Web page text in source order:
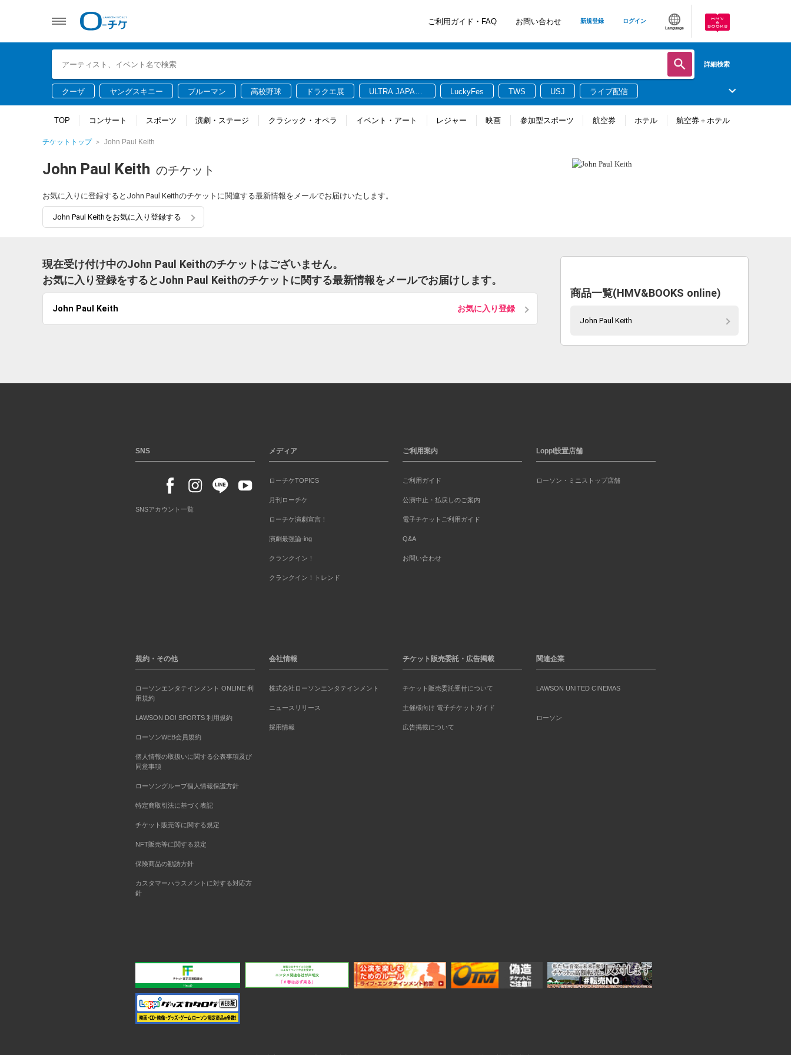
ご利用ガイド・FAQ お問い合わせ 新規登録 ログイン
Language
詳細検索
クーザ ヤングスキニー ブルーマン 高校野球 ドラクエ展
ULTRA JAPAN
LuckyFes TWS USJ ライブ配信
TOP コンサート スポーツ 演劇・ステージ クラシック・オペラ イベント・アート レジャー 映画 参加型スポーツ 航空券 ホテル 航空券＋ホテル
チケットトップ John Paul Keith
John Paul Keith のチケット
お気に入りに登録するとJohn Paul Keithのチケットに関連する最新情報をメールでお届けいたします。
John Paul Keithをお気に入り登録する
現在受け付け中のJohn Paul Keithのチケットはございません。
お気に入り登録をするとJohn Paul Keithのチケットに関する最新情報をメールでお届けします。
John Paul Keith お気に入り登録
商品一覧(HMV&BOOKS online)
John Paul Keith
SNS
SNSアカウント一覧
メディア
ローチケTOPICS
月刊ローチケ
ローチケ演劇宣言！
演劇最強論-ing
クランクイン！
クランクイン！トレンド
ご利用案内
ご利用ガイド
公演中止・払戻しのご案内
電子チケットご利用ガイド
Q&A
お問い合わせ
Loppi設置店舗
ローソン・ミニストップ店舗
規約・その他
ローソンエンタテインメント ONLINE 利
用規約
LAWSON DO! SPORTS 利用規約
ローソンWEB会員規約
個人情報の取扱いに関する公表事項及び
同意事項
ローソングループ個人情報保護方針
特定商取引法に基づく表記
チケット販売等に関する規定
NFT販売等に関する規定
保険商品の勧誘方針
カスタマーハラスメントに対する対応方
針
会社情報
株式会社ローソンエンタテインメント
ニュースリリース
採用情報
チケット販売委託・広告掲載
チケット販売委託受付について
主催様向け 電子チケットガイド
広告掲載について
関連企業
LAWSON UNITED CINEMAS
ローソン